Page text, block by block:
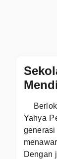
Yahya
Dengan